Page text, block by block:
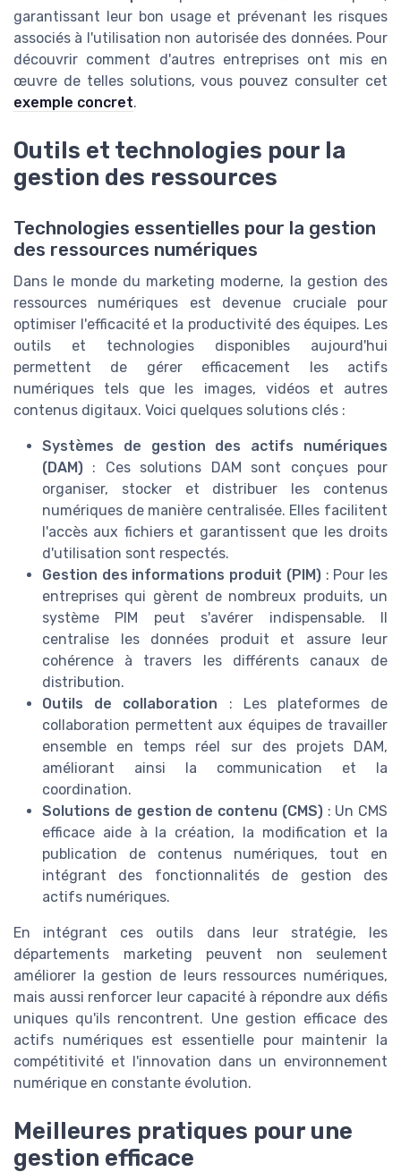
garantissant leur bon usage et prévenant les risques
associés à l'utilisation non autorisée des données. Pour
découvrir comment d'autres entreprises ont mis en
œuvre de telles solutions, vous pouvez consulter cet
exemple concret.
Outils et technologies pour la
gestion des ressources
Technologies essentielles pour la gestion
des ressources numériques
Dans le monde du marketing moderne, la gestion des
ressources numériques est devenue cruciale pour
optimiser l'efficacité et la productivité des équipes. Les
outils et technologies disponibles aujourd'hui
permettent de gérer efficacement les actifs
numériques tels que les images, vidéos et autres
contenus digitaux. Voici quelques solutions clés :
Systèmes de gestion des actifs numériques
(DAM) : Ces solutions DAM sont conçues pour
organiser, stocker et distribuer les contenus
numériques de manière centralisée. Elles facilitent
l'accès aux fichiers et garantissent que les droits
d'utilisation sont respectés.
Gestion des informations produit (PIM): Pour les
entreprises qui gèrent de nombreux produits, un
système PIM peut s'avérer indispensable. Il
centralise les données produit et assure leur
cohérence à travers les différents canaux de
distribution.
Outils de collaboration : Les plateformes de
collaboration permettent aux équipes de travailler
ensemble en temps réel sur des projets DAM,
améliorant ainsi la communication et la
coordination.
Solutions de gestion de contenu (CMS): Un CMS
efficace aide à la création, la modification et la
publication de contenus numériques, tout en
intégrant des fonctionnalités de gestion des
actifs numériques.
En intégrant ces outils dans leur stratégie, les
départements marketing peuvent non seulement
améliorer la gestion de leurs ressources numériques,
mais aussi renforcer leur capacité à répondre aux défis
uniques qu'ils rencontrent. Une gestion efficace des
actifs numériques est essentielle pour maintenir la
compétitivité et l'innovation dans un environnement
numérique en constante évolution.
Meilleures pratiques pour une
gestion efficace